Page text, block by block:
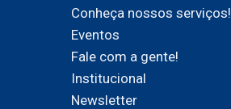
Conheça nossos serviços!
Eventos
Fale com a gente!
Institucional
Newsletter